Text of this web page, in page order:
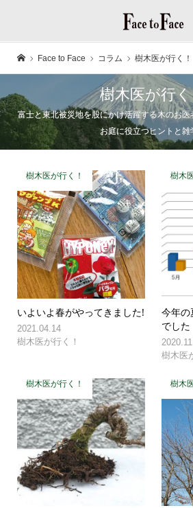
Face to Face コラム 樹木医が行く！
樹木医が行
富士と東北被災地を股にかけ活躍する木のお
お庭に役立つヒントと雑
樹木医が行く！
いよいよ春がやってきました!
2021.04.14
樹木医が行く！
樹木
今年
でした
樹木医
樹木医が行く！ 樹木